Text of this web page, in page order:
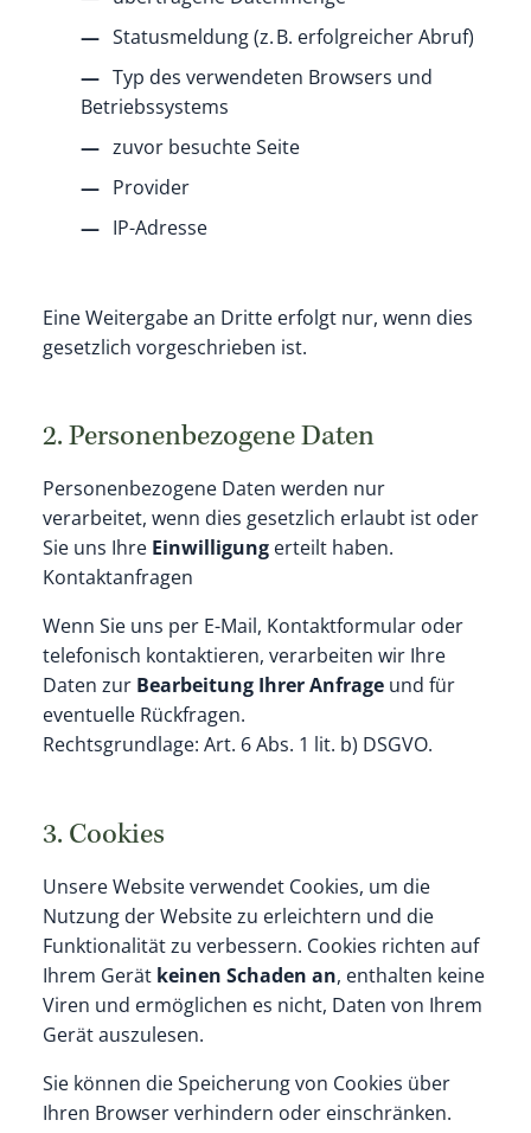
Statusmeldung (z. B. erfolgreicher Abruf)
Typ des verwendeten Browsers und
Betriebssystems
zuvor besuchte Seite
Provider
IP-Adresse
Eine Weitergabe an Dritte erfolgt nur, wenn dies
gesetzlich vorgeschrieben ist.
2. Personenbezogene Daten
Personenbezogene Daten werden nur
verarbeitet, wenn dies gesetzlich erlaubt ist oder
Sie uns Ihre Einwilligungerteilt haben.
Kontaktanfragen
Wenn Sie uns per E-Mail, Kontaktformular oder
telefonisch kontaktieren, verarbeiten wir Ihre
Daten zur Bearbeitung Ihrer Anfrageund für
eventuelle Rückfragen.
Rechtsgrundlage: Art. 6 Abs. 1 lit. b) DSGVO.
3. Cookies
Unsere Website verwendet Cookies, um die
Nutzung der Website zu erleichtern und die
Funktionalität zu verbessern. Cookies richten auf
Ihrem Gerät keinen Schaden an, enthalten keine
Viren und ermöglichen es nicht, Daten von Ihrem
Gerät auszulesen.
Sie können die Speicherung von Cookies über
Ihren Browser verhindern oder einschränken.